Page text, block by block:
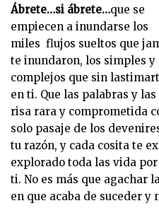
Ábrete…si ábrete…que se
empiecen a inundarse los
miles flujos sueltos que
te inundaron, los simples y
complejos que sin
en ti. Que las palabras y
risa rara y comprometida
solo pasaje de los
tu razón, y cada cosita te
explorado toda las vida
ti. No es más que agachar
en que acaba de suceder y